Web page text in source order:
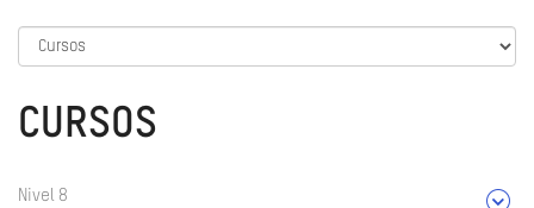
CURSOS
Nivel 8